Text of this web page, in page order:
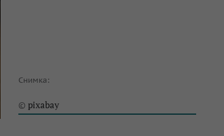
Снимка:
© pixabay